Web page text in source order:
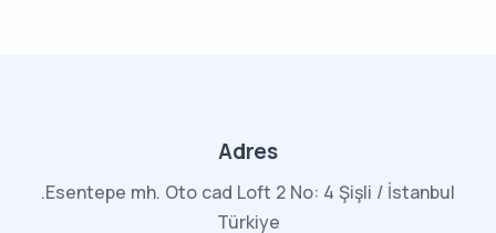
Adres
.Esentepe mh. Oto cad Loft 2 No: 4 Şişli / İstanbul
Türkiye